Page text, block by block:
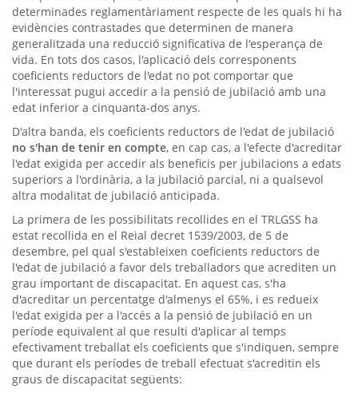
determinades reglamentàriament respecte de les quals hi ha
evidències contrastades que determinen de manera
generalitzada una reducció significativa de l'esperança de
vida. En tots dos casos, l'aplicació dels corresponents
coeficients reductors de l'edat no pot comportar que
l'interessat pugui accedir a la pensió de jubilació amb una
edat inferior a cinquanta-dos anys.
D'altra banda, els coeficients reductors de l'edat de jubilació
no s'han de tenir en compte, en cap cas, a l'efecte d'acreditar
l'edat exigida per accedir als beneficis per jubilacions a edats
superiors a l'ordinària, a la jubilació parcial, ni a qualsevol
altra modalitat de jubilació anticipada.
La primera de les possibilitats recollides en el TRLGSS ha
estat recollida en el Reial decret 1539/2003, de 5 de
desembre, pel qual s'estableixen coeficients reductors de
l'edat de jubilació a favor dels treballadors que acrediten un
grau important de discapacitat. En aquest cas, s'ha
d'acreditar un percentatge d'almenys el 65%, i es redueix
l'edat exigida per a l'accés a la pensió de jubilació en un
període equivalent al que resulti d'aplicar al temps
efectivament treballat els coeficients que s'indiquen, sempre
que durant els períodes de treball efectuat s'acreditin els
graus de discapacitat següents: